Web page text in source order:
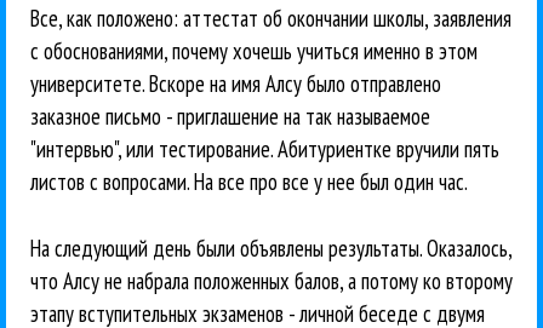
Все, как положено: аттестат об окончании школы, заявления
с обоснованиями, почему хочешь учиться именно в этом
университете. Вскоре на имя Алсу было отправлено
заказное письмо - приглашение на так называемое
"интервью", или тестирование. Абитуриентке вручили пять
листов с вопросами. На все про все у нее был один час.
На следующий день были объявлены результаты. Оказалось,
что Алсу не набрала положенных балов, а потому ко второму
этапу вступительных экзаменов - личной беседе с двумя